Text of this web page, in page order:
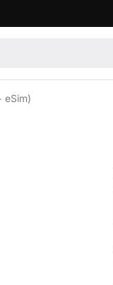
eSim)